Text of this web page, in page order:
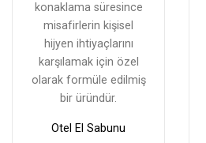
konaklama süresince
misafirlerin kişisel
hijyen ihtiyaçlarını
karşılamak için özel
olarak formüle edilmiş
bir üründür.
Otel El Sabunu